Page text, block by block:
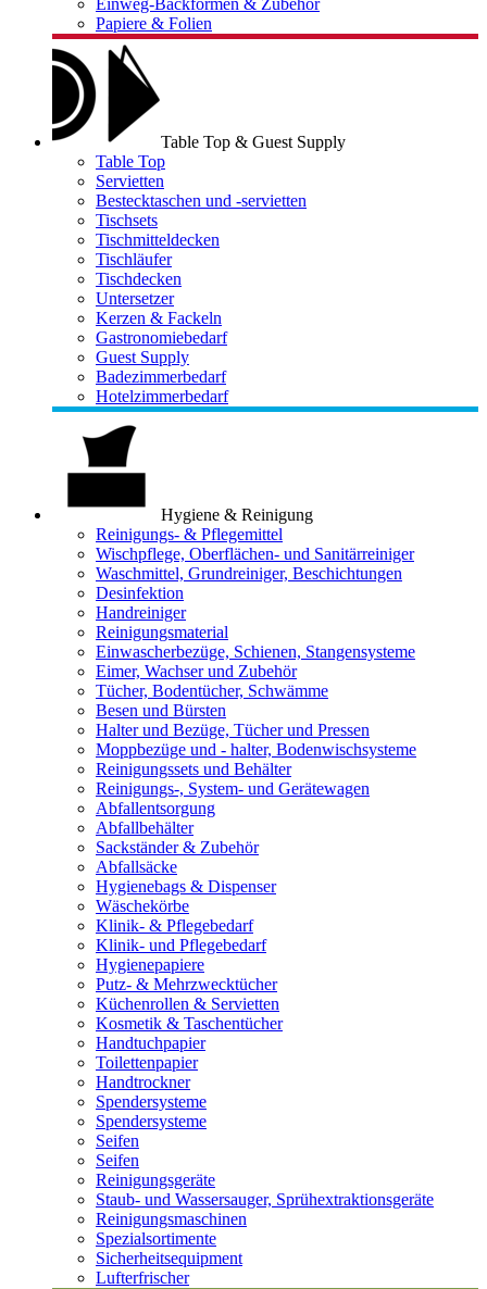
Einweg-Backformen & Zubehör
Papiere & Folien
Table Top & Guest Supply
Table Top
Servietten
Bestecktaschen und -servietten
Tischsets
Tischmitteldecken
Tischläufer
Tischdecken
Untersetzer
Kerzen & Fackeln
Gastronomiebedarf
Guest Supply
Badezimmerbedarf
Hotelzimmerbedarf
Hygiene & Reinigung
Reinigungs- & Pflegemittel
Wischpflege, Oberflächen- und Sanitärreiniger
Waschmittel, Grundreiniger, Beschichtungen
Desinfektion
Handreiniger
Reinigungsmaterial
Einwascherbezüge, Schienen, Stangensysteme
Eimer, Wachser und Zubehör
Tücher, Bodentücher, Schwämme
Besen und Bürsten
Halter und Bezüge, Tücher und Pressen
Moppbezüge und - halter, Bodenwischsysteme
Reinigungssets und Behälter
Reinigungs-, System- und Gerätewagen
Abfallentsorgung
Abfallbehälter
Sackständer & Zubehör
Abfallsäcke
Hygienebags & Dispenser
Wäschekörbe
Klinik- & Pflegebedarf
Klinik- und Pflegebedarf
Hygienepapiere
Putz- & Mehrzwecktücher
Küchenrollen & Servietten
Kosmetik & Taschentücher
Handtuchpapier
Toilettenpapier
Handtrockner
Spendersysteme
Spendersysteme
Seifen
Seifen
Reinigungsgeräte
Staub- und Wassersauger, Sprühextraktionsgeräte
Reinigungsmaschinen
Spezialsortimente
Sicherheitsequipment
Lufterfrischer